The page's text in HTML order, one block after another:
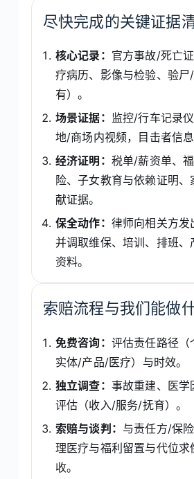
尽快完成的关键证据
核心记录： 官方事故/死亡
疗病历、影像与检验、验尸
有）。
场景证据： 监控/行车记录
地/商场内视频，目击者信息
经济证明： 税单/薪资单、
险、子女教育与依赖证明、
献证据。
保全动作： 律师向相关方发
并调取维保、培训、排班、
资料。
索赔流程与我们能做
免费咨询： 评估责任路径
实体/产品/医疗）与时效。
独立调查： 事故重建、医学
评估（收入/服务/抚育）。
索赔与谈判： 与责任方/保
理医疗与福利留置与代位求
收。